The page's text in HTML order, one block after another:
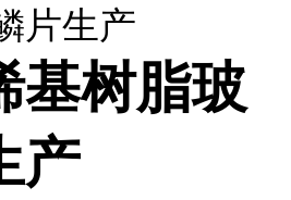
片生产
基树脂玻
产